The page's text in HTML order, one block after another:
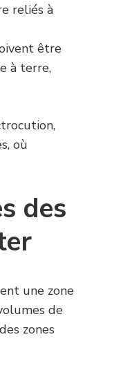
reliés à
être
à terre,
où
des
une zone
de
zones